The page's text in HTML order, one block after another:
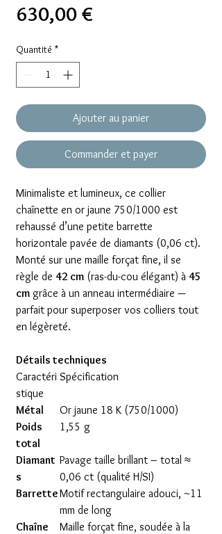
630,00 €
Quantité *
Ajouter au panier
Commander et payer
Minimaliste et lumineux, ce collier
chaînette en or jaune 750/1000 est
rehaussé d’une petite barrette
horizontale pavée de diamants (0,06 ct).
Monté sur une maille forçat fine, il se
règle de 42 cm (ras-du-cou élégant) à 45
cm grâce à un anneau intermédiaire —
parfait pour superposer vos colliers tout
en légèreté.
Détails techniques
Caractéri
stique
Spécification
Métal
Or jaune 18 K (750/1000)
Poids
total
1,55 g
Diamant
s
Pavage taille brillant – total ≈
0,06 ct (qualité H/SI)
BarretteMotif rectangulaire adouci, ~11
mm de long
Chaîne
Maille forçat fine, soudée à la